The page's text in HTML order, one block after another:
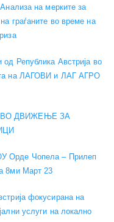
на мерките за
граѓаните во време на
од Република Австрија во
на ЛАГОВИ и ЛАГ АГРО
ДВИЖЕЊЕ ЗА
Орде Чопела – Прилеп
8ми Март 23
фокусирана на
услуги на локално